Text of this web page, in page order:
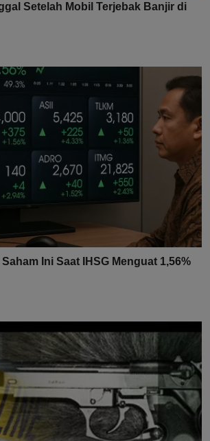
Setelah Mobil Terjebak Banjir di
Ini Saat IHSG Menguat 1,56%